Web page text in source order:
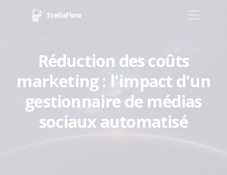
StellaFlow
Réduction des coûts
marketing : l'impact d'un
gestionnaire de médias
sociaux automatisé